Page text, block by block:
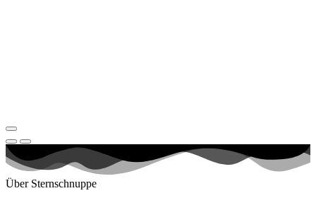
Über Sternschnuppe